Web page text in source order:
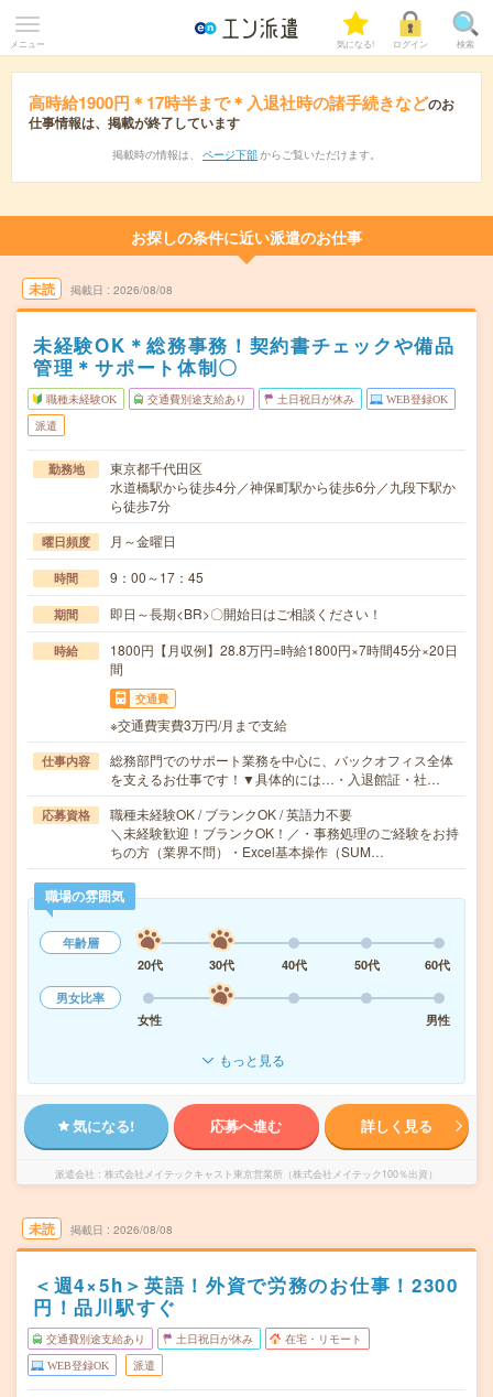
メニュー 気になる! ログイン 検索
高時給1900円＊17時半まで＊入退社時の諸手続きなどのお
仕事情報は、掲載が終了しています
掲載時の情報は、 ページ下部 からご覧いただけます。
お探しの条件に近い派遣のお仕事
未読 掲載日 2026/08/08
未経験OK＊総務事務！契約書チェックや備品
管理＊サポート体制〇
職種未経験OK 交通費別途支給あり 土日祝日が休み WEB登録OK
派遣
勤務地
東京都千代田区
水道橋駅から徒歩4分／神保町駅から徒歩6分／九段下駅か
ら徒歩7分
曜日頻度 月～金曜日
時間 9：00～17：45
期間 即日～長期<BR>〇開始日はご相談ください！
時給
1800円【月収例】28.8万円=時給1800円×7時間45分×20日
間
交通費
※交通費実費3万円/月まで支給
仕事内容
総務部門でのサポート業務を中心に、バックオフィス全体
を支えるお仕事です！▼具体的には…・入退館証・社…
応募資格
職種未経験OK / ブランクOK / 英語力不要
＼未経験歓迎！ブランクOK！／・事務処理のご経験をお持
ちの方（業界不問）・Excel基本操作（SUM…
職場の雰囲気
年齢層
20代
30代 40代 50代
60代
男女比率
女性
男性
もっと見る
気になる! 応募へ進む 詳しく見る
派遣会社 株式会社メイテックキャスト東京営業所（株式会社メイテック100％出資）
未読 掲載日 2026/08/08
＜週4×5h＞英語！外資で労務のお仕事！2300
円！品川駅すぐ
交通費別途支給あり 土日祝日が休み 在宅・リモート
WEB登録OK 派遣